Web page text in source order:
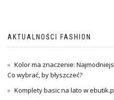
AKTUALNOŚCI FASHION
Kolor ma znaczenie:
Co wybrać, by błyszczeć?
Komplety basic na lato w